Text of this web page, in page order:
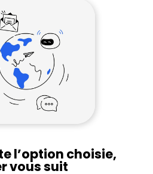
l’option choisie,
vous suit